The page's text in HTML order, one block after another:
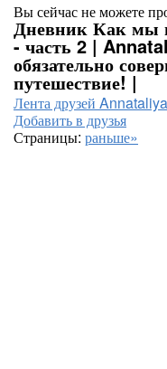
Вы сейчас не можете
Дневник Как мы
- часть 2 |
обязательно
путешествие! |
Лента друзей Annataliya
Добавить в друзья
Страницы: раньше»